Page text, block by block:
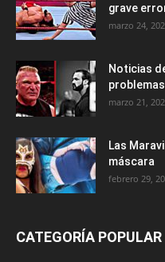
grave
marzo 24,
Noticias
marzo 21,
Las
máscara
febrero 29,
CATEGORÍA POPULAR